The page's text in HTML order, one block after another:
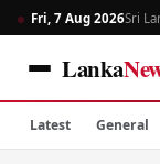
Fri, 7 Aug 2026Sri
Lanka
Latest General